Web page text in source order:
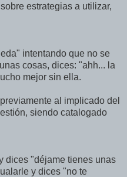
estrategias a utilizar,
intentando que no se
cosas, dices: "ahh... la
mejor sin ella.
al implicado del
siendo catalogado
dices "déjame tienes unas
y dices "no te